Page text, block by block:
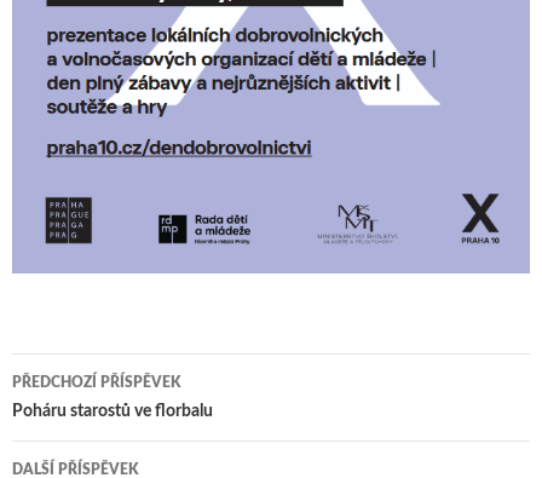
Navigace pro příspěvky
PŘEDCHOZÍ PŘÍSPĚVEK
Poháru starostů ve florbalu
DALŠÍ PŘÍSPĚVEK